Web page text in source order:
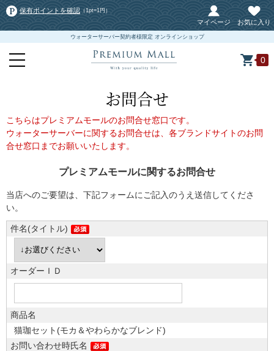
保有ポイントを確認 （1pt=1円）
マイページ お気に入り
ウォーターサーバー契約者様限定 オンラインショップ
0
お問合せ
こちらはプレミアムモールのお問合せ窓口です。
ウォーターサーバーに関するお問合せは、各ブランドサイトのお問
合せ窓口までお願いいたします。
プレミアムモールに関するお問合せ
当店へのご要望は、下記フォームにご記入のうえ送信してくださ
い。
件名(タイトル)
オーダーＩＤ
商品名
猫珈セット(モカ＆やわらかなブレンド)
お問い合わせ時氏名